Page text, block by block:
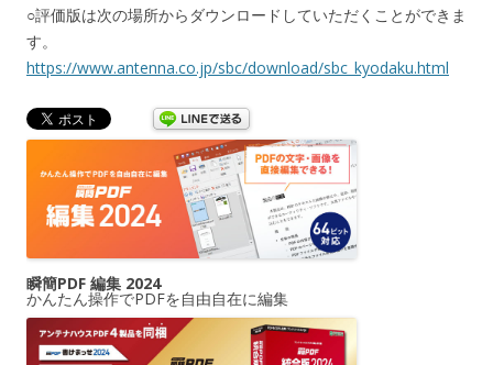
○評価版は次の場所からダウンロードしていただくことができま
す。
https://www.antenna.co.jp/sbc/download/sbc_kyodaku.html
瞬簡PDF 編集 2024
かんたん操作でPDFを自由自在に編集